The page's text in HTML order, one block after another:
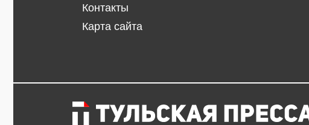
Контакты
Карта сайта